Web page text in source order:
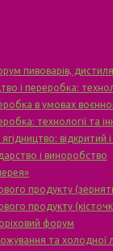
пивоварів,
і переробка:
в умовах
технології та
відкритий
і виноробство
продукту
продукту
форум
та холодної